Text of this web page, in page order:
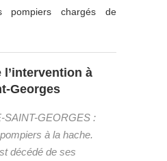
pompiers chargés de
l’intervention à
Georges
SAINT-GEORGES :
à la hache.
décédé de ses